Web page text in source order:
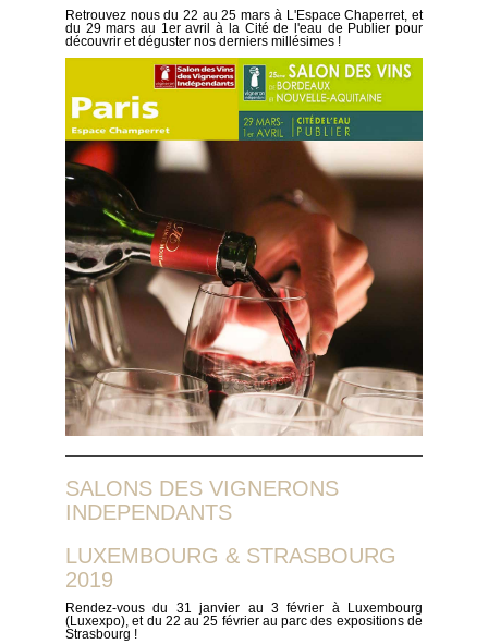
Retrouvez nous du 22 au 25 mars à L'Espace Chaperret, et
du 29 mars au 1er avril à la Cité de l'eau de Publier pour
découvrir et déguster nos derniers millésimes !
SALONS DES VIGNERONS
INDEPENDANTS
LUXEMBOURG & STRASBOURG
2019
Rendez-vous du 31 janvier au 3 février à Luxembourg
(Luxexpo), et du 22 au 25 février au parc des expositions de
Strasbourg !